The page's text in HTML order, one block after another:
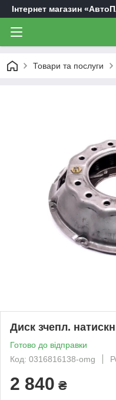
Інтернет магазин
Товари та послуги
Диск зчепл.
Готово до відправки
Код: 0316816138-omg
2 840 ₴